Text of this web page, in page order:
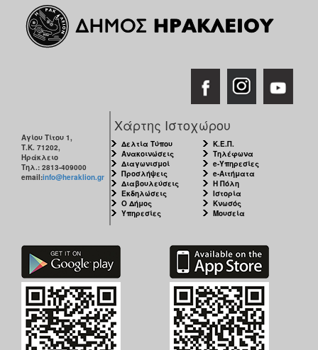
Αγίου Τίτου 1,
Τ.Κ. 71202,
Ηράκλειο
Τηλ.: 2813-409000
email:info@heraklion.gr
Χάρτης Ιστοχώρου
Δελτία Τύπου
Ανακοινώσεις
Διαγωνισμοί
Προσλήψεις
Διαβουλεύσεις
Εκδηλώσεις
Ο Δήμος
Υπηρεσίες
Κ.Ε.Π.
Τηλέφωνα
e-Υπηρεσίες
e-Αιτήματα
Η Πόλη
Ιστορία
Κνωσός
Μουσεία